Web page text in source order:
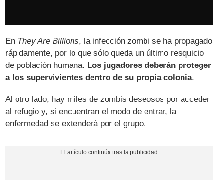
En They Are Billions, la infección zombi se ha propagado
rápidamente, por lo que sólo queda un último resquicio
de población humana. Los jugadores deberán proteger
a los supervivientes dentro de su propia colonia.
Al otro lado, hay miles de zombis deseosos por acceder
al refugio y, si encuentran el modo de entrar, la
enfermedad se extenderá por el grupo.